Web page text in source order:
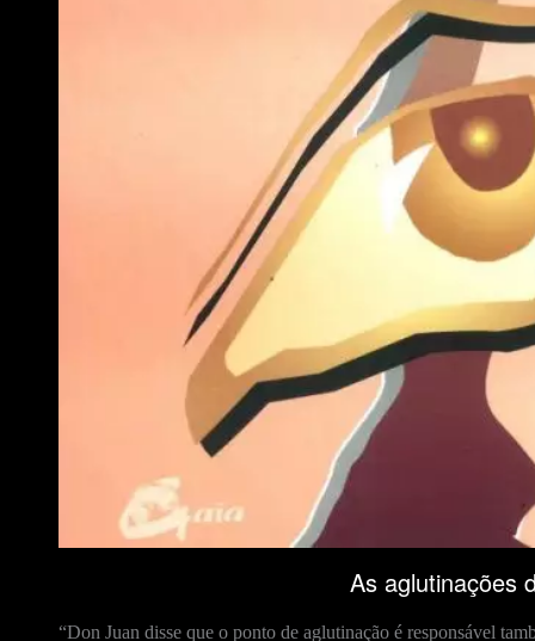
As aglutinações
“Don Juan disse que o ponto de aglutinação é responsável